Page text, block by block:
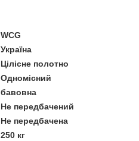
WCG
Україна
Цілісне полотно
Одномісний
бавовна
Не передбачений
Не передбачена
250 кг